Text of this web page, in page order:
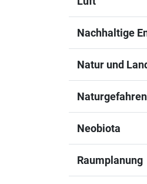
Nachhaltige
Natur und
Naturgefahren
Neobiota
Raumplanung